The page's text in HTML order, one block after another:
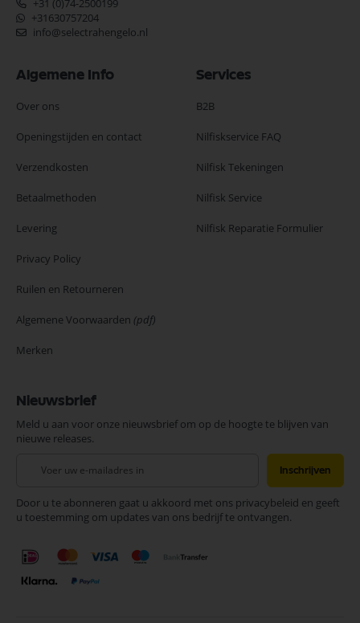
+31 (0)74-2500199
+31630757204
info@selectrahengelo.nl
Algemene Info
Over ons
Openingstijden en contact
Verzendkosten
Betaalmethoden
Levering
Privacy Policy
Ruilen en Retourneren
Algemene Voorwaarden (pdf)
Merken
Services
B2B
Nilfiskservice FAQ
Nilfisk Tekeningen
Nilfisk Service
Nilfisk Reparatie Formulier
Nieuwsbrief
Meld u aan voor onze nieuwsbrief om op de hoogte te blijven van
nieuwe releases.
onze
nieuwsbrief
Inschrijven
Door u te abonneren gaat u akkoord met ons privacybeleid en geeft
u toestemming om updates van ons bedrijf te ontvangen.